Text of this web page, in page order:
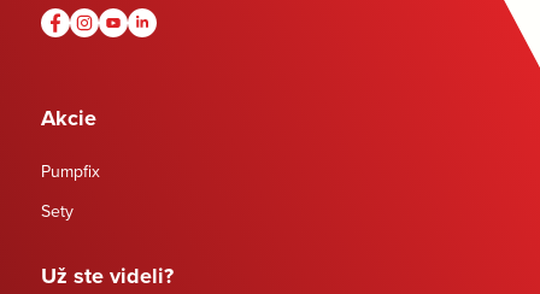
Akcie
Pumpfix
Sety
Už ste videli?